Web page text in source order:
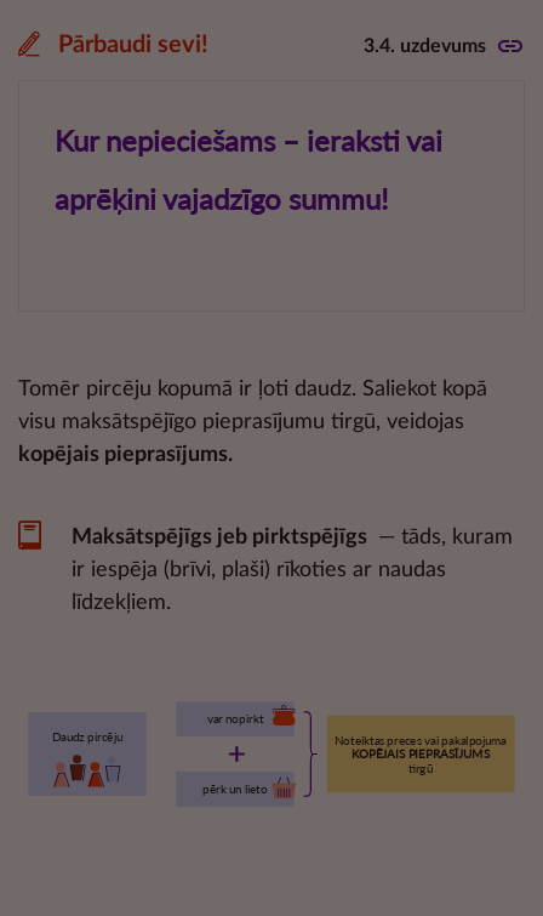
Pārbaudi sevi! 3.4. uzdevums
Tomēr pircēju kopumā ir ļoti daudz. Saliekot kopā
visu maksātspējīgo pieprasījumu tirgū, veidojas
kopējais pieprasījums.
Maksātspējīgs jeb pirktspējīgs
— tāds, kuram
ir iespēja (brīvi, plaši) rīkoties ar naudas
līdzekļiem.